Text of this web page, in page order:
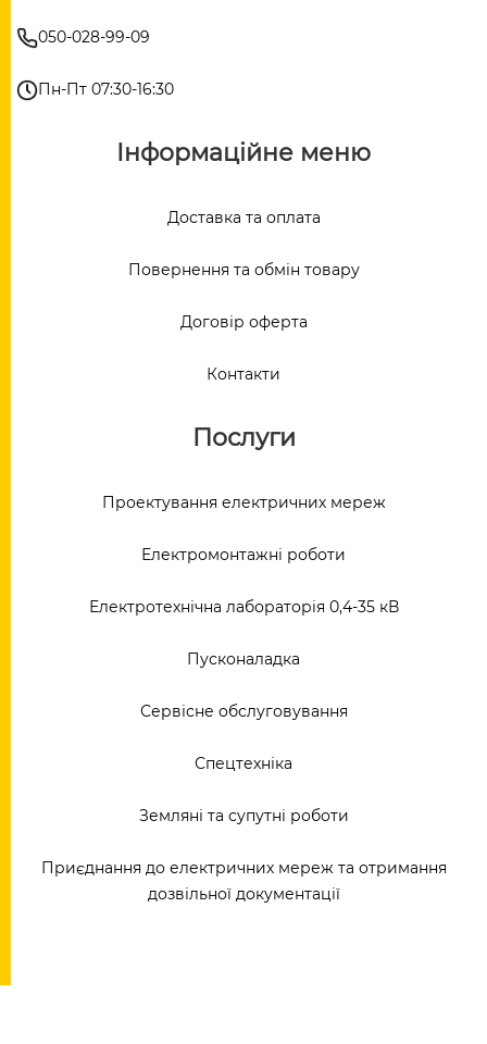
050-028-99-09
Пн-Пт 07:30-16:30
Інформаційне меню
Доставка та оплата
Повернення та обмін товару
Договір оферта
Контакти
Послуги
Проектування електричних мереж
Електромонтажні роботи
Електротехнічна лабораторія 0,4-35 кВ
Пусконаладка
Сервісне обслуговування
Спецтехніка
Земляні та супутні роботи
Приєднання до електричних мереж та отримання
дозвільної документації